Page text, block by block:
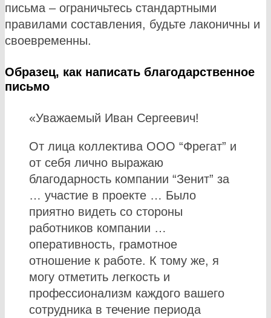
письма – ограничьтесь стандартными
правилами составления, будьте лаконичны и
своевременны.
Образец, как написать благодарственное
письмо
«Уважаемый Иван Сергеевич!
От лица коллектива ООО “Фрегат” и
от себя лично выражаю
благодарность компании “Зенит” за
… участие в проекте … Было
приятно видеть со стороны
работников компании …
оперативность, грамотное
отношение к работе. К тому же, я
могу отметить легкость и
профессионализм каждого вашего
сотрудника в течение периода